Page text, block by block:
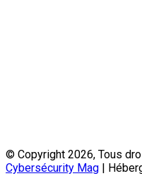
© Copyright 2026, Tous
Cybersécurity Mag |